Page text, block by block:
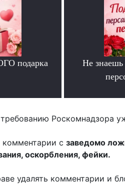
подарка
Не знаешь
Роскомнадзора
комментарии с заведомо
оскорбления, фейки.
удалять комментарии и